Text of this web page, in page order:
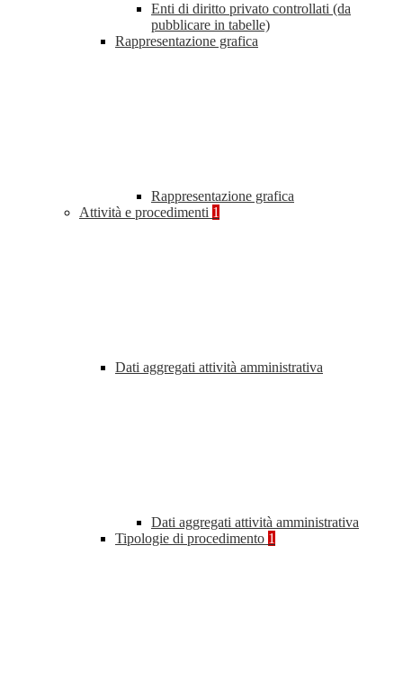
Enti di diritto privato controllati (da
pubblicare in tabelle)
Rappresentazione grafica
Rappresentazione grafica
Attività e procedimenti 1
Dati aggregati attività amministrativa
Dati aggregati attività amministrativa
Tipologie di procedimento 1